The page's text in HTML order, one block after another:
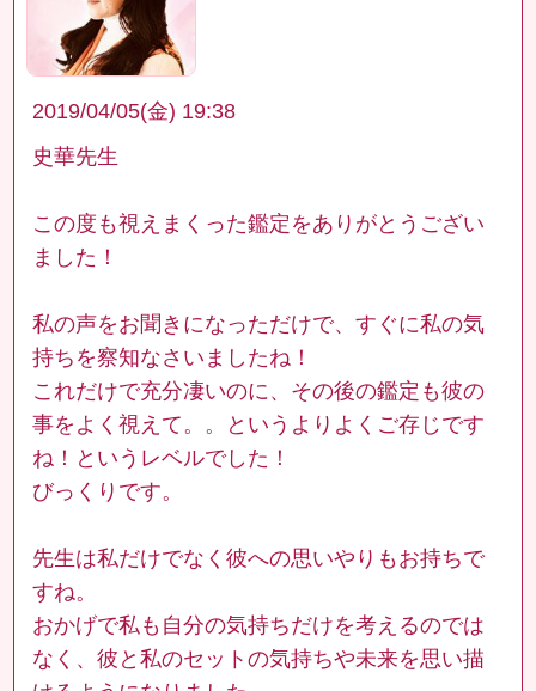
2019/04/05(金) 19:38
史華先生
この度も視えまくった鑑定をありがとうござい
ました！
私の声をお聞きになっただけで、すぐに私の気
持ちを察知なさいましたね！
これだけで充分凄いのに、その後の鑑定も彼の
事をよく視えて。。というよりよくご存じです
ね！というレベルでした！
びっくりです。
先生は私だけでなく彼への思いやりもお持ちで
すね。
おかげで私も自分の気持ちだけを考えるのでは
なく、彼と私のセットの気持ちや未来を思い描